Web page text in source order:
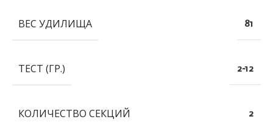
ВЕС УДИЛИЩА 81
ТЕСТ (ГР.) 2-12
КОЛИЧЕСТВО СЕКЦИЙ 2